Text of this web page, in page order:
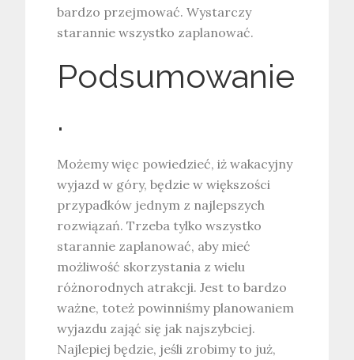
bardzo przejmować. Wystarczy
starannie wszystko zaplanować.
Podsumowanie
.
Możemy więc powiedzieć, iż wakacyjny
wyjazd w góry, będzie w większości
przypadków jednym z najlepszych
rozwiązań. Trzeba tylko wszystko
starannie zaplanować, aby mieć
możliwość skorzystania z wielu
różnorodnych atrakcji. Jest to bardzo
ważne, toteż powinniśmy planowaniem
wyjazdu zająć się jak najszybciej.
Najlepiej będzie, jeśli zrobimy to już,